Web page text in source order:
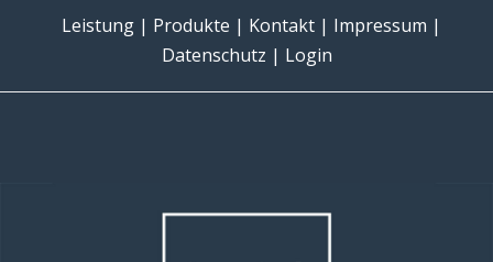
Leistung | Produkte | Kontakt | Impressum |
Datenschutz | Login